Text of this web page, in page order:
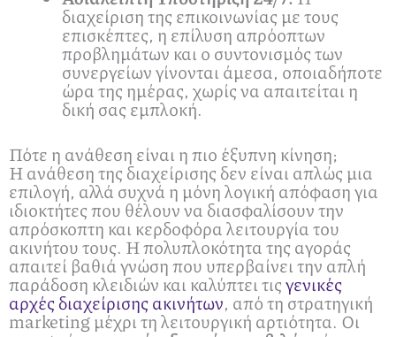
διαχείριση της επικοινωνίας με τους
επισκέπτες, η επίλυση απρόοπτων
προβλημάτων και ο συντονισμός των
συνεργείων γίνονται άμεσα, οποιαδήποτε
ώρα της ημέρας, χωρίς να απαιτείται η
δική σας εμπλοκή.
Πότε η ανάθεση είναι η πιο έξυπνη κίνηση;
Η ανάθεση της διαχείρισης δεν είναι απλώς μια
επιλογή, αλλά συχνά η μόνη λογική απόφαση για
ιδιοκτήτες που θέλουν να διασφαλίσουν την
απρόσκοπτη και κερδοφόρα λειτουργία του
ακινήτου τους. Η πολυπλοκότητα της αγοράς
απαιτεί βαθιά γνώση που υπερβαίνει την απλή
παράδοση κλειδιών και καλύπτει τιςγενικές
αρχές διαχείρισης ακινήτων, από τη στρατηγική
marketing μέχρι τη λειτουργική αρτιότητα. Οι